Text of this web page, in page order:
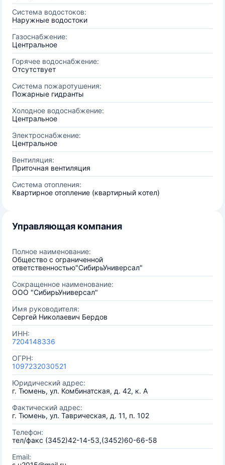
Система водостоков:
Наружные водостоки
Газоснабжение:
Центральное
Горячее водоснабжение:
Отсутствует
Система пожаротушения:
Пожарные гидранты
Холодное водоснабжение:
Центральное
Электроснабжение:
Центральное
Вентиляция:
Приточная вентиляция
Система отопления:
Квартирное отопление (квартирный котел)
Управляющая компания
Полное наименование:
Общество с ограниченной
ответственностью"СибирьУниверсал"
Сокращенное наименование:
ООО "СибирьУниверсал"
Имя руководителя:
Сергей Николаевич Бердов
ИНН:
7204148336
ОГРН:
1097232030521
Юридический адрес:
г. Тюмень, ул. Комбинатская, д. 42, к. А
Фактический адрес:
г. Тюмень, ул. Таврическая, д. 11, п. 102
Телефон:
тел/факс (3452)42-14-53,(3452)60-66-58
Email: